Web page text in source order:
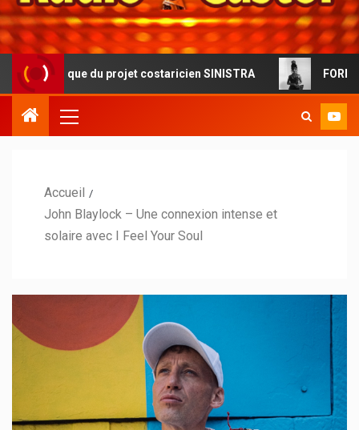
du projet costaricien SINISTRA FOREVERMORE
Accueil
John Blaylock – Une connexion intense et
solaire avec I Feel Your Soul